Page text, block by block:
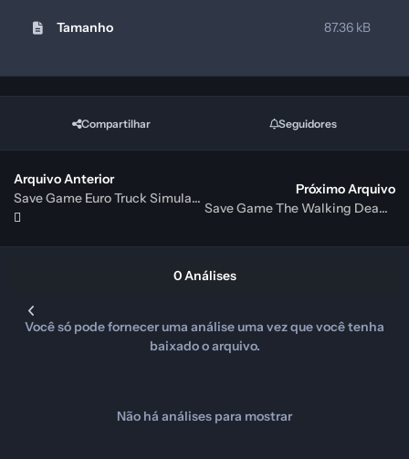
Tamanho 87.36 kB
Compartilhar Seguidores
Arquivo Anterior
Save Game Euro Truck Simulator
Próximo Arquivo
Save Game The Walking Dead Season 1 e Season 2
0 Análises
Você só pode fornecer uma análise uma vez que você tenha
baixado o arquivo.
Não há análises para mostrar